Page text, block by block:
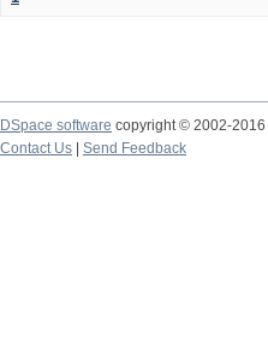
DSpace software copyright © 2002-2016
Contact Us
Send Feedback